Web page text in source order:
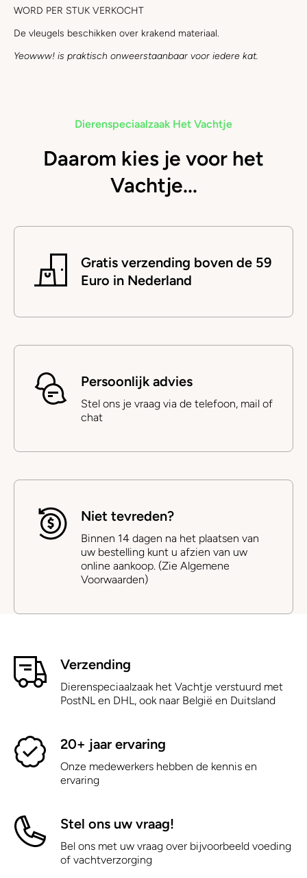
WORD PER STUK VERKOCHT
De vleugels beschikken over krakend materiaal.
Yeowww! is praktisch onweerstaanbaar voor iedere kat.
Dierenspeciaalzaak Het Vachtje
Daarom kies je voor het
Vachtje...
Gratis verzending boven de 59
Euro in Nederland
Persoonlijk advies
Stel ons je vraag via de telefoon, mail of
chat
Niet tevreden?
Binnen 14 dagen na het plaatsen van
uw bestelling kunt u afzien van uw
online aankoop. (Zie Algemene
Voorwaarden)
Verzending
Dierenspeciaalzaak het Vachtje verstuurd met
PostNL en DHL, ook naar België en Duitsland
20+ jaar ervaring
Onze medewerkers hebben de kennis en
ervaring
Stel ons uw vraag!
Bel ons met uw vraag over bijvoorbeeld voeding
of vachtverzorging